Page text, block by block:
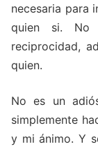
necesaria para
quien si. No
reciprocidad,
quien.
No es un
simplemente
y mi ánimo. Y